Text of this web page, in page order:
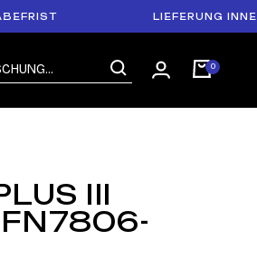
LIEFERUNG
III
FN7806-